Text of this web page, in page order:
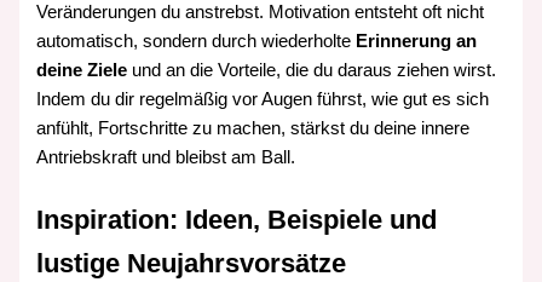
Veränderungen du anstrebst. Motivation entsteht oft nicht
automatisch, sondern durch wiederholte Erinnerung an
deine Ziele und an die Vorteile, die du daraus ziehen wirst.
Indem du dir regelmäßig vor Augen führst, wie gut es sich
anfühlt, Fortschritte zu machen, stärkst du deine innere
Antriebskraft und bleibst am Ball.
Inspiration: Ideen, Beispiele und
lustige Neujahrsvorsätze